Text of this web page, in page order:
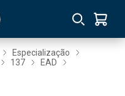
Especialização
137
EAD